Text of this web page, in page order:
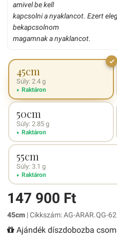
amivel be kell
kapcsolni a nyaklancot. Ezert
bekapcsolnom
magamnak a nyaklancot.
45cm
Súly: 2.4 g
Raktáron
50cm
Súly: 2.85 g
Raktáron
55cm
Súly: 3.1 g
Raktáron
147 900 Ft
45cm | Cikkszám: AG-ARAR.QG-
Ajándék díszdobozba